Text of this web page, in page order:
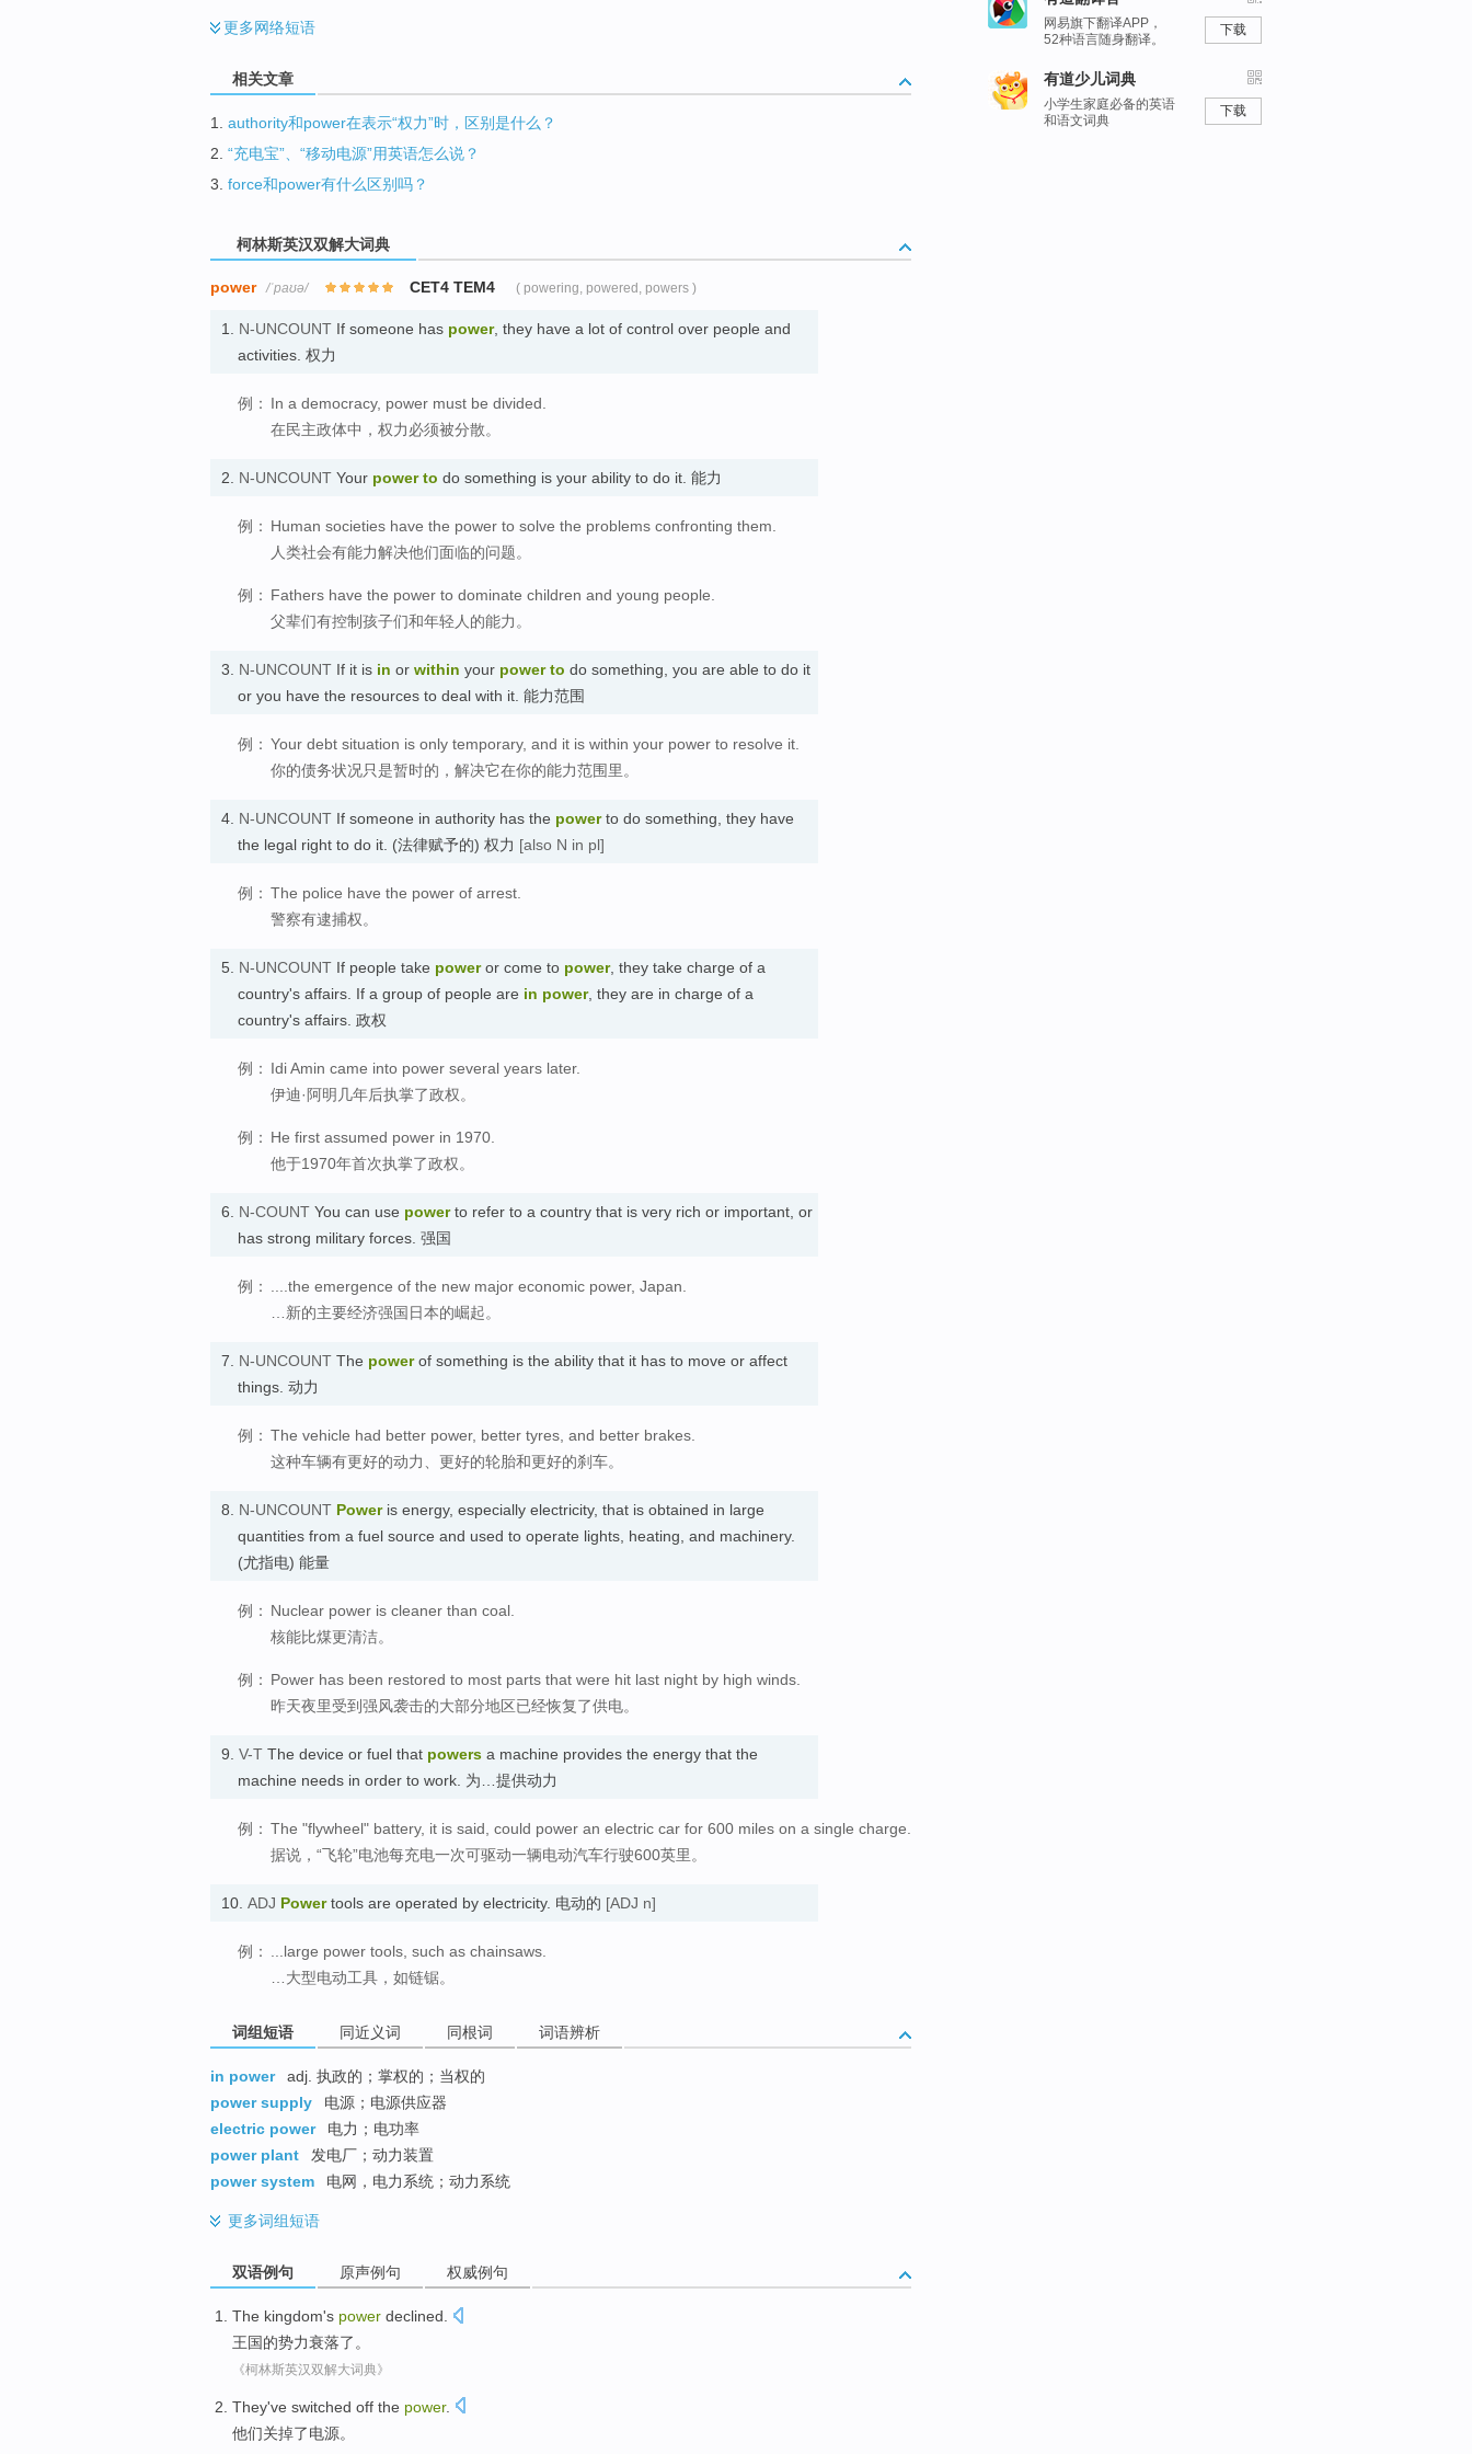
更多网络短语
相关文章
1. authority和power在表示“权力”时，区别是什么？
2. “充电宝”、“移动电源”用英语怎么说？
3. force和power有什么区别吗？
柯林斯英汉双解大词典
power /ˈpaʊə/ CET4 TEM4 ( powering, powered, powers )
1. N-UNCOUNT If someone has power, they have a lot of control over people and
activities. 权力
例： In a democracy, power must be divided.
在民主政体中，权力必须被分散。
2. N-UNCOUNT Your power to do something is your ability to do it. 能力
例： Human societies have the power to solve the problems confronting them.
人类社会有能力解决他们面临的问题。
例： Fathers have the power to dominate children and young people.
父辈们有控制孩子们和年轻人的能力。
3. N-UNCOUNT If it is in or within your power to do something, you are able to do it
or you have the resources to deal with it. 能力范围
例： Your debt situation is only temporary, and it is within your power to resolve it.
你的债务状况只是暂时的，解决它在你的能力范围里。
4. N-UNCOUNT If someone in authority has the powerto do something, they have
the legal right to do it. (法律赋予的) 权力 [also N in pl]
例： The police have the power of arrest.
警察有逮捕权。
5. N-UNCOUNT If people take poweror come to power, they take charge of a
country's affairs. If a group of people are in power, they are in charge of a
country's affairs. 政权
例： Idi Amin came into power several years later.
伊迪·阿明几年后执掌了政权。
例： He first assumed power in 1970.
他于1970年首次执掌了政权。
6. N-COUNT You can use powerto refer to a country that is very rich or important, or
has strong military forces. 强国
例：
....the emergence of the new major economic power, Japan.
…新的主要经济强国日本的崛起。
7. N-UNCOUNT The powerof something is the ability that it has to move or affect
things. 动力
例： The vehicle had better power, better tyres, and better brakes.
这种车辆有更好的动力、更好的轮胎和更好的刹车。
8. N-UNCOUNT Poweris energy, especially electricity, that is obtained in large
quantities from a fuel source and used to operate lights, heating, and machinery.
(尤指电) 能量
例： Nuclear power is cleaner than coal.
核能比煤更清洁。
例： Power has been restored to most parts that were hit last night by high winds.
昨天夜里受到强风袭击的大部分地区已经恢复了供电。
9. V-T The device or fuel that powers a machine provides the energy that the
machine needs in order to work. 为…提供动力
例： The "flywheel" battery, it is said, could power an electric car for 600 miles on a single charge.
据说，“飞轮”电池每充电一次可驱动一辆电动汽车行驶600英里。
10. ADJ Powertools are operated by electricity. 电动的 [ADJ n]
例：
...large power tools, such as chainsaws.
…大型电动工具，如链锯。
词组短语 同近义词 同根词 词语辨析
in power
adj. 执政的；掌权的；当权的
power supply
电源；电源供应器
electric power
电力；电功率
power plant
发电厂；动力装置
power system
电网，电力系统；动力系统
更多词组短语
双语例句 原声例句 权威例句
The kingdom's power declined
王国的势力衰落了 。
《柯林斯英汉双解大词典》
They've switched off the power.
他们关掉了电源。